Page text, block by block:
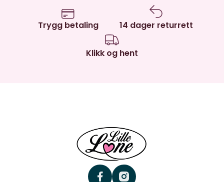
Trygg betaling 14 dager returrett
Klikk og hent
facebookinstagram